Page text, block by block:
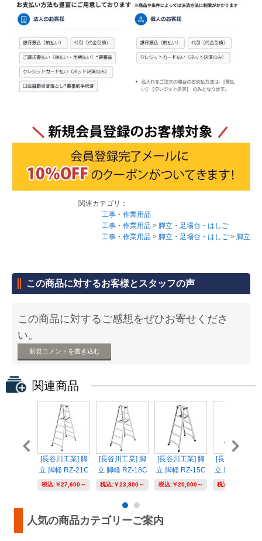
関連カテゴリ：
工事・作業用品
工事・作業用品 > 脚立・足場台・はしご
工事・作業用品 > 脚立・足場台・はしご > 脚立
この商品に対するお客様とスタッフの声
この商品に対するご感想をぜひお寄せくださ
い。
新規コメントを書き込む
関連商品
[長谷川工業] 脚
立 脚軽 RZ-21C
税込:￥27,600～
[長谷川工業] 脚
立 脚軽 RZ-18C
税込:￥23,800～
[長谷川工業] 脚
立 脚軽 RZ-15C
税込:￥20,000～
[長谷川工業]
立 脚軽 RZ-
税込:
人気の商品カテゴリーご案内